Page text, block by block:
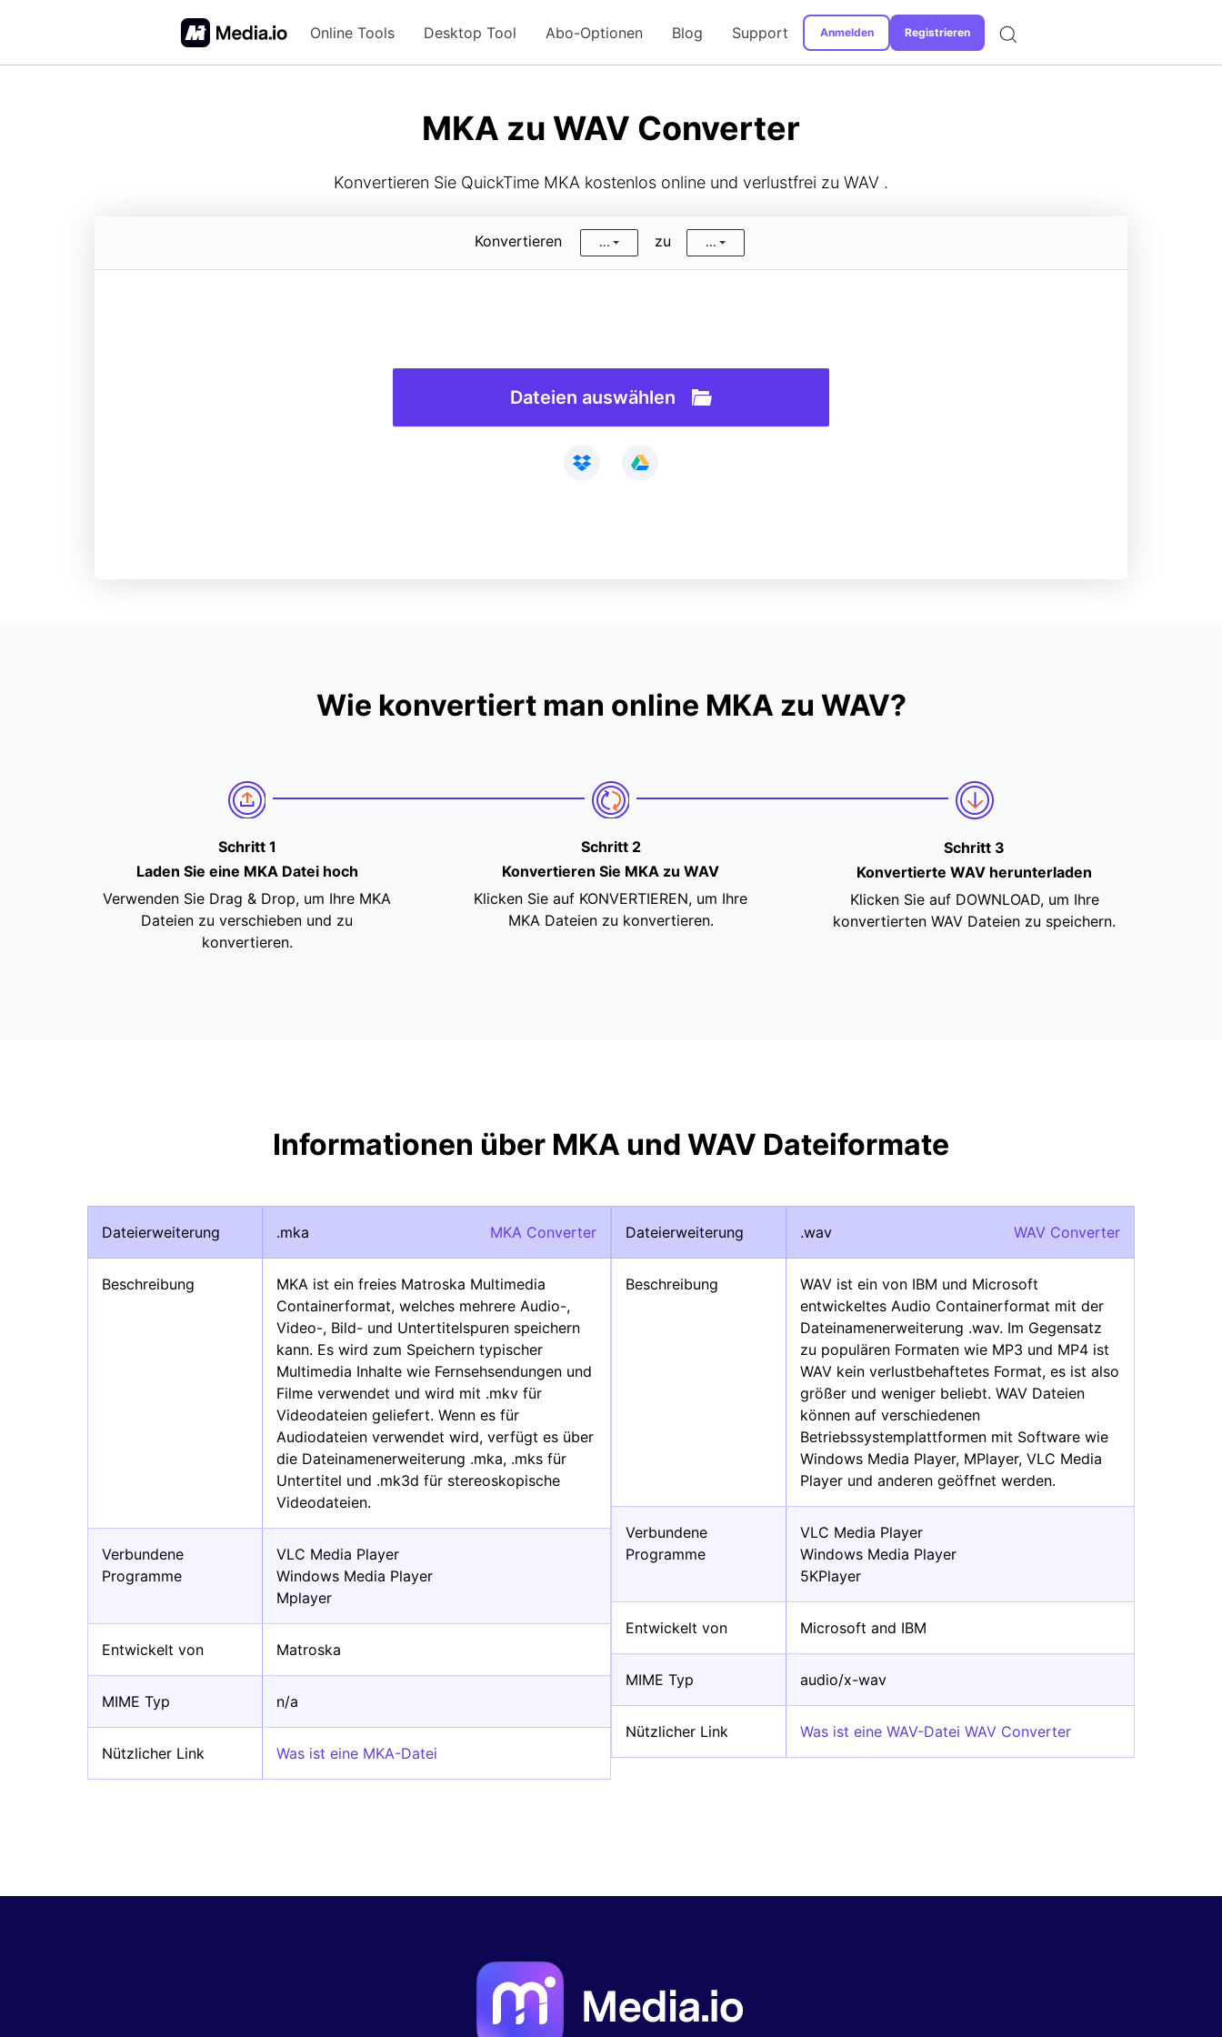
Online Tools Desktop Tool Abo-Optionen Blog Support Anmelden Registrieren
MKA zu WAV Converter
Konvertieren Sie QuickTime MKA kostenlos online und verlustfrei zu WAV .
Konvertieren ... zu ...
Dateien auswählen
Wie konvertiert man online MKA zu WAV?
Schritt 1
Laden Sie eine MKA Datei hoch
Verwenden Sie Drag & Drop, um Ihre MKA
Dateien zu verschieben und zu
konvertieren.
Schritt 2
Konvertieren Sie MKA zu WAV
Klicken Sie auf KONVERTIEREN, um Ihre
MKA Dateien zu konvertieren.
Schritt 3
Konvertierte WAV herunterladen
Klicken Sie auf DOWNLOAD, um Ihre
konvertierten WAV Dateien zu speichern.
Informationen über MKA und WAV Dateiformate
Dateierweiterung .mka MKA Converter
Beschreibung
MKA ist ein freies Matroska Multimedia
Containerformat, welches mehrere Audio-,
Video-, Bild- und Untertitelspuren speichern
kann. Es wird zum Speichern typischer
Multimedia Inhalte wie Fernsehsendungen und
Filme verwendet und wird mit .mkv für
Videodateien geliefert. Wenn es für
Audiodateien verwendet wird, verfügt es über
die Dateinamenerweiterung .mka, .mks für
Untertitel und .mk3d für stereoskopische
Videodateien.
Verbundene
Programme
VLC Media Player
Windows Media Player
Mplayer
Entwickelt von Matroska
MIME Typ n/a
Nützlicher Link Was ist eine MKA-Datei
Dateierweiterung .wav WAV Converter
Beschreibung
WAV ist ein von IBM und Microsoft
entwickeltes Audio Containerformat mit der
Dateinamenerweiterung .wav. Im Gegensatz
zu populären Formaten wie MP3 und MP4 ist
WAV kein verlustbehaftetes Format, es ist also
größer und weniger beliebt. WAV Dateien
können auf verschiedenen
Betriebssystemplattformen mit Software wie
Windows Media Player, MPlayer, VLC Media
Player und anderen geöffnet werden.
Verbundene
Programme
VLC Media Player
Windows Media Player
5KPlayer
Entwickelt von Microsoft and IBM
MIME Typ audio/x-wav
Nützlicher Link Was ist eine WAV-Datei WAV Converter